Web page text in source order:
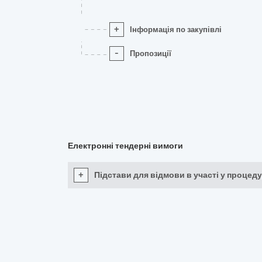
+ Інформація по закупівлі
- Пропозиції
Електронні тендерні вимоги
+ Підстави для відмови в участі у